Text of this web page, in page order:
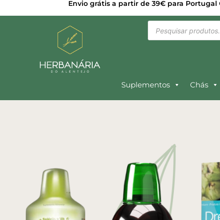
Envio grátis a partir de 39€ para
Suplementos Chás